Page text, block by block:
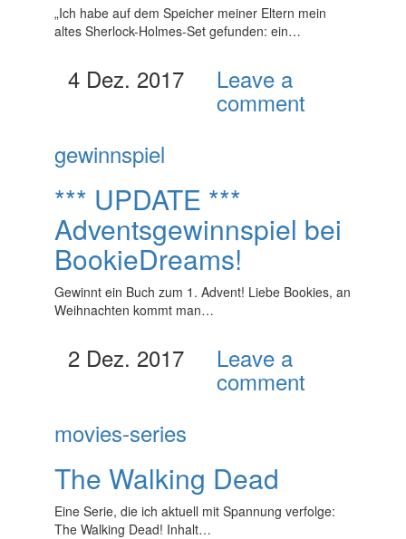
„Ich habe auf dem Speicher meiner Eltern mein
altes Sherlock-Holmes-Set gefunden: ein…
4 Dez. 2017 Leave a
comment
gewinnspiel
*** UPDATE ***
Adventsgewinnspiel bei
BookieDreams!
Gewinnt ein Buch zum 1. Advent! Liebe Bookies, an
Weihnachten kommt man…
2 Dez. 2017 Leave a
comment
movies-series
The Walking Dead
Eine Serie, die ich aktuell mit Spannung verfolge:
The Walking Dead! Inhalt…